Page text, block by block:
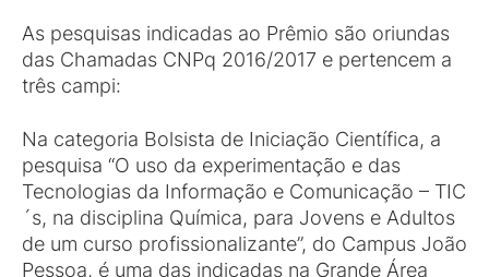
As pesquisas indicadas ao Prêmio são oriundas
das Chamadas CNPq 2016/2017 e pertencem a
três campi:
Na categoria Bolsista de Iniciação Científica, a
pesquisa “O uso da experimentação e das
Tecnologias da Informação e Comunicação – TIC
´s, na disciplina Química, para Jovens e Adultos
de um curso profissionalizante”, do Campus João
Pessoa, é uma das indicadas na Grande Área